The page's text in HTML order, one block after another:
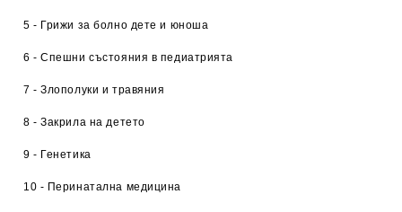
5 - Грижи за болно дете и юноша
6 - Спешни състояния в педиатрията
7 - Злополуки и травяния
8 - Закрила на детето
9 - Генетика
10 - Перинатална медицина